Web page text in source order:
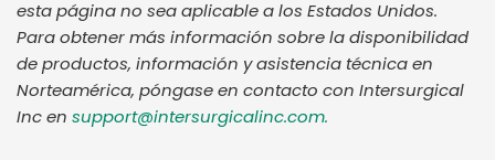
esta página no sea aplicable a los Estados Unidos.
Para obtener más información sobre la disponibilidad
de productos, información y asistencia técnica en
Norteamérica, póngase en contacto con Intersurgical
Inc en support@intersurgicalinc.com.